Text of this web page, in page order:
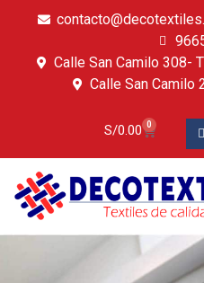
Calle San Camilo 308-
Calle San Camilo
S/0.00 0